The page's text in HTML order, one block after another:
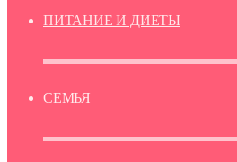
ПИТАНИЕ И ДИЕТЫ
СЕМЬЯ